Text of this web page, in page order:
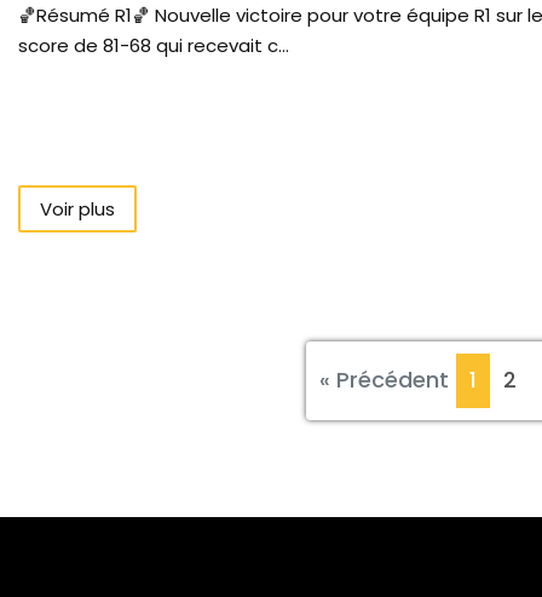
🏀Résumé R1🏀 Nouvelle victoire pour votre équipe R1 sur le
score de 81-68 qui recevait c...
Voir plus
« Précédent 1 2